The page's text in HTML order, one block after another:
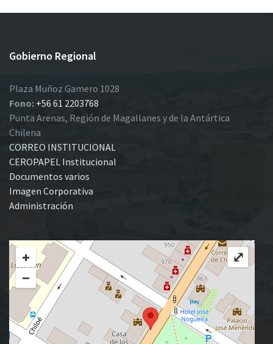
Gobierno Regional
Plaza Muñoz Gamero 1028
Fono: +56 61 2203768
Punta Arenas, Región de Magallanes y de la Antártica
Chilena
CORREO INSTITUCIONAL
CEROPAPEL Institucional
Documentos varios
Imagen Corporativa
Administración
+
−
⤢